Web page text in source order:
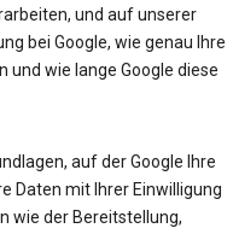
und auf unserer
bei Google, wie genau Ihre
wie lange Google diese
auf der Google Ihre
Daten mit Ihrer Einwilligung
wie der Bereitstellung,